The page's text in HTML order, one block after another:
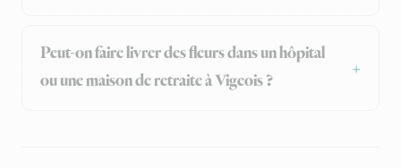
Peut-on faire livrer des fleurs dans un hôpital
ou une maison de retraite à Vigeois ?